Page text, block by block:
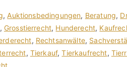
,Auktionsbedingungen, Beratung,
, Grosstierrecht, Hunderecht,
, Rechtsanwälte,
, Tierkauf,Tierkaufrecht,